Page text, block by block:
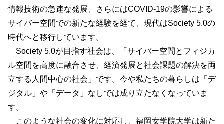
情報技術の急速な発展、さらにはCOVID-19の影響による
サイバー空間での新たな経験を経て、現代はSociety 5.0の
時代へと移行しています。
Society 5.0が目指す社会は、「サイバー空間とフィジカ
ル空間を高度に融合させ、経済発展と社会課題の解決を両
立する人間中心の社会」です。今や私たちの暮らしは「デ
ジタル」や「データ」なしでは成り立たなくなっていま
す。
このような社会の変化に対応し、福岡女学院大学は新た